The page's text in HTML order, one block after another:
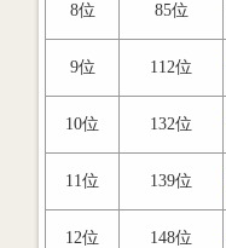
8位 85位
9位 112位
10位 132位
11位 139位
12位 148位